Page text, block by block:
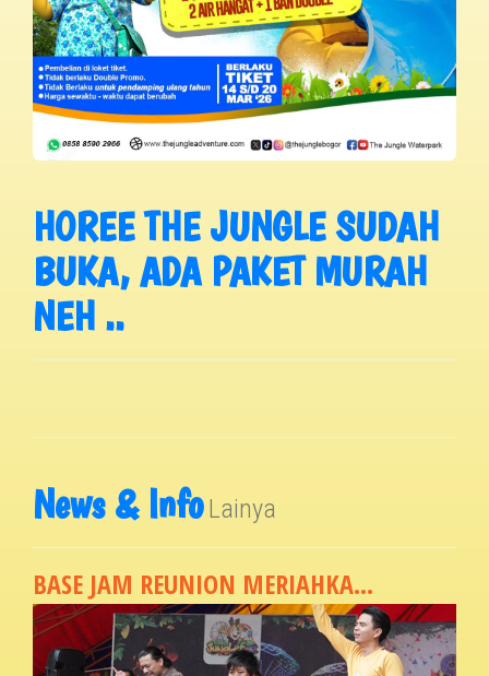
HOREE THE JUNGLE SUDAH
BUKA, ADA PAKET MURAH
NEH ..
News & InfoLainya
BASE JAM REUNION MERIAHKA...